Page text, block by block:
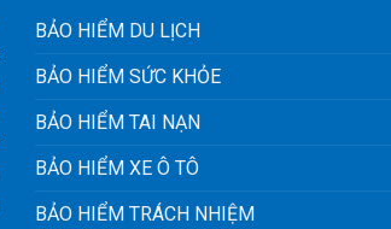
BẢO HIỂM DU LỊCH
BẢO HIỂM SỨC KHỎE
BẢO HIỂM TAI NẠN
BẢO HIỂM XE Ô TÔ
BẢO HIỂM TRÁCH NHIỆM